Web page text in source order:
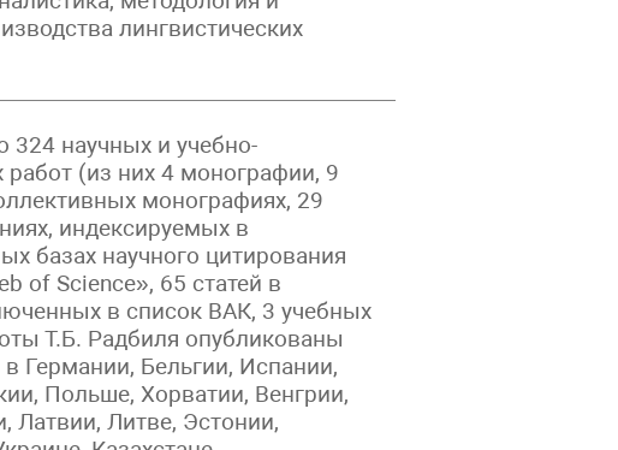
лингвистических
324 научных и учебно-
работ (из них 4 монографии, 9
монографиях, 29
индексируемых в
базах научного цитирования
of Science», 65 статей в
в список ВАК, 3 учебных
Т.Б. Радбиля опубликованы
Германии, Бельгии, Испании,
Польше, Хорватии, Венгрии,
Латвии, Литве, Эстонии,